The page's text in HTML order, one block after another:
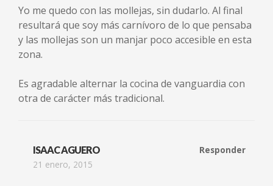
Yo me quedo con las mollejas, sin dudarlo. Al final
resultará que soy más carnívoro de lo que pensaba
y las mollejas son un manjar poco accesible en esta
zona.
Es agradable alternar la cocina de vanguardia con
otra de carácter más tradicional.
ISAAC AGUERO
21 enero, 2015
Responder